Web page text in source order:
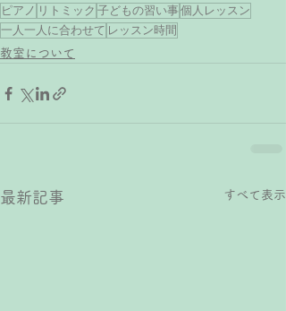
ピアノ リトミック 子どもの習い事 個人レッスン
一人一人に合わせて レッスン時間
教室について
最新記事 すべて表示